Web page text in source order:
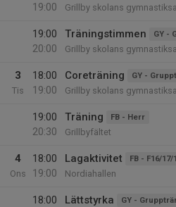
19:00
Grillby skolans gymnastiksal
19:00
20:00
Träningstimmen GY -
Grillby skolans gymnastiksal
3
Tis
18:00
19:00
Coreträning GY -
Grillby skolans gymnastiksal
19:00
20:30
Träning FB - Herr
Grillbyfältet
4
Ons
18:00
19:00
Lagaktivitet FB - F16/17/
Nordiahallen
18:00
Lättstyrka GY -